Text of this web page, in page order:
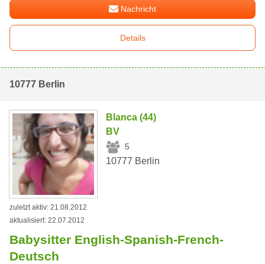
Nachricht
Details
10777 Berlin
Blanca (44)
BV
5
10777 Berlin
zuletzt aktiv: 21.08.2012
aktualisiert: 22.07.2012
Babysitter English-Spanish-French-
Deutsch